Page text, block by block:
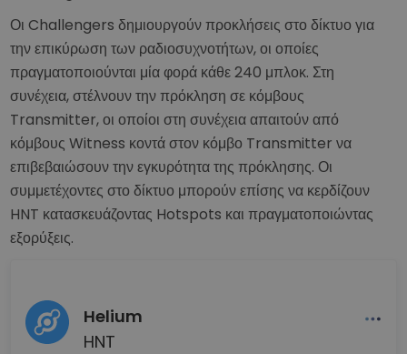
Οι Challengers δημιουργούν προκλήσεις στο δίκτυο για
την επικύρωση των ραδιοσυχνοτήτων, οι οποίες
πραγματοποιούνται μία φορά κάθε 240 μπλοκ. Στη
συνέχεια, στέλνουν την πρόκληση σε κόμβους
Transmitter, οι οποίοι στη συνέχεια απαιτούν από
κόμβους Witness κοντά στον κόμβο Transmitter να
επιβεβαιώσουν την εγκυρότητα της πρόκλησης. Οι
συμμετέχοντες στο δίκτυο μπορούν επίσης να κερδίζουν
HNT κατασκευάζοντας Hotspots και πραγματοποιώντας
εξορύξεις.
Helium
HNT